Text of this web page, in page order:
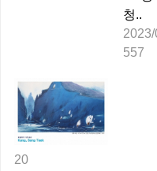
청..
557
20